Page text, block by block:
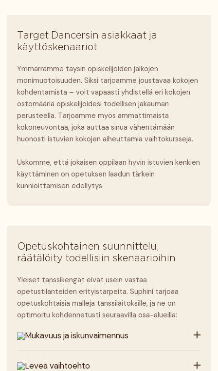
Target Dancersin asiakkaat ja
käyttöskenaariot
Ymmärrämme täysin opiskelijoiden jalkojen
monimuotoisuuden. Siksi tarjoamme joustavaa kokojen
kohdentamista – voit vapaasti yhdistellä eri kokojen
ostomääriä opiskelijoidesi todellisen jakauman
perusteella. Tarjoamme myös ammattimaista
kokoneuvontaa, joka auttaa sinua vähentämään
huonosti istuvien kokojen aiheuttamia vaihtokursseja.
Uskomme, että jokaisen oppilaan hyvin istuvien kenkien
käyttäminen on opetuksen laadun tärkein
kunnioittamisen edellytys.
Opetuskohtainen suunnittelu,
räätälöity todellisiin skenaarioihin
Yleiset tanssikengät eivät usein vastaa
opetustilanteiden erityistarpeita. Suphini tarjoaa
opetuskohtaisia ​​​​malleja tanssilaitoksille, ja ne on
optimoitu kohdennetusti seuraavilla osa-alueilla:
Mukavuus ja iskunvaimennus
Leveä vaihtoehto